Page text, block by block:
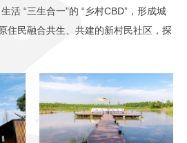
活 “三生合一”的 “乡村CBD”，形成城
住民融合共生、共建的新村民社区，探